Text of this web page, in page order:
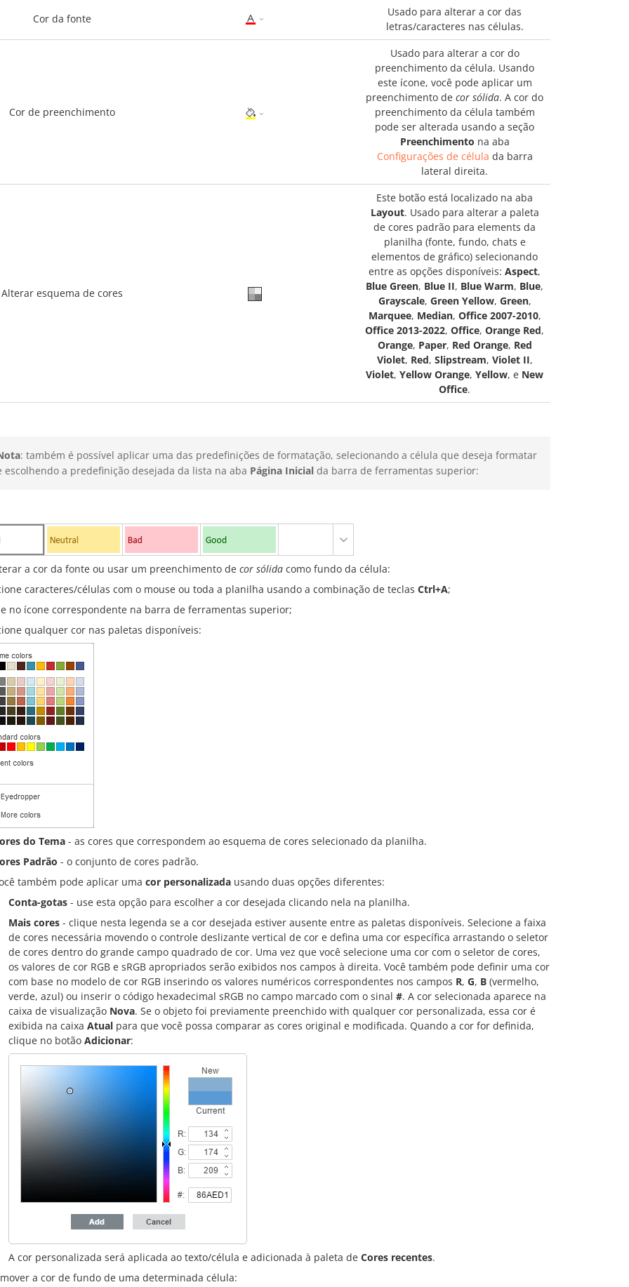
Cor da fonte
Usado para alterar a cor das
letras/caracteres nas células.
Cor de preenchimento
Usado para alterar a cor do
preenchimento da célula. Usando
este ícone, você pode aplicar um
preenchimento de cor sólida. A cor do
preenchimento da célula também
pode ser alterada usando a seção
Preenchimento na aba
Configurações de célula da barra
lateral direita.
Alterar esquema de cores
Este botão está localizado na aba
Layout. Usado para alterar a paleta
de cores padrão para elements da
planilha (fonte, fundo, chats e
elementos de gráfico) selecionando
entre as opções disponíveis: Aspect,
Blue Green, Blue II, Blue Warm, Blue,
Grayscale, Green Yellow, Green,
Marquee, Median, Office 2007-2010,
Office 2013-2022, Office, Orange Red,
Orange, Paper, Red Orange, Red
Violet, Red, Slipstream, Violet II,
Violet, Yellow Orange, Yellow, e New
Office.
: também é possível aplicar uma das predefinições de formatação, selecionando a célula que deseja formatar
escolhendo a predefinição desejada da lista na aba Página Inicial da barra de ferramentas superior:
a cor da fonte ou usar um preenchimento de cor sólida como fundo da célula:
caracteres/células com o mouse ou toda a planilha usando a combinação de teclas Ctrl+A;
no ícone correspondente na barra de ferramentas superior;
qualquer cor nas paletas disponíveis:
do Tema - as cores que correspondem ao esquema de cores selecionado da planilha.
Padrão - o conjunto de cores padrão.
também pode aplicar uma cor personalizada usando duas opções diferentes:
Conta-gotas - use esta opção para escolher a cor desejada clicando nela na planilha.
Mais cores - clique nesta legenda se a cor desejada estiver ausente entre as paletas disponíveis. Selecione a faixa
de cores necessária movendo o controle deslizante vertical de cor e defina uma cor específica arrastando o seletor
de cores dentro do grande campo quadrado de cor. Uma vez que você selecione uma cor com o seletor de cores,
os valores de cor RGB e sRGB apropriados serão exibidos nos campos à direita. Você também pode definir uma cor
com base no modelo de cor RGB inserindo os valores numéricos correspondentes nos campos R, G, B (vermelho,
verde, azul) ou inserir o código hexadecimal sRGB no campo marcado com o sinal #. A cor selecionada aparece na
caixa de visualização Nova. Se o objeto foi previamente preenchido with qualquer cor personalizada, essa cor é
exibida na caixa Atual para que você possa comparar as cores original e modificada. Quando a cor for definida,
clique no botão Adicionar:
A cor personalizada será aplicada ao texto/célula e adicionada à paleta de Cores recentes.
a cor de fundo de uma determinada célula: